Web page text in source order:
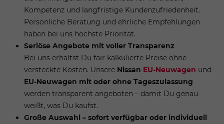
Kompetenz und langfristige Kundenzufriedenheit.
Persönliche Beratung und ehrliche Empfehlungen
haben bei uns höchste Priorität.
Seriöse Angebote mit voller Transparenz
Bei uns erhältst Du fair kalkulierte Preise ohne
versteckte Kosten. Unsere Nissan EU-Neuwagen und
EU-Neuwagen mit oder ohne Tageszulassung
werden transparent angeboten – damit Du genau
weißt, was Du kaufst.
Große Auswahl – sofort verfügbar oder individuell